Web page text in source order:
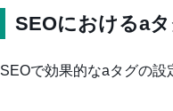
SEOにおけるa
SEOで効果的なaタグの設